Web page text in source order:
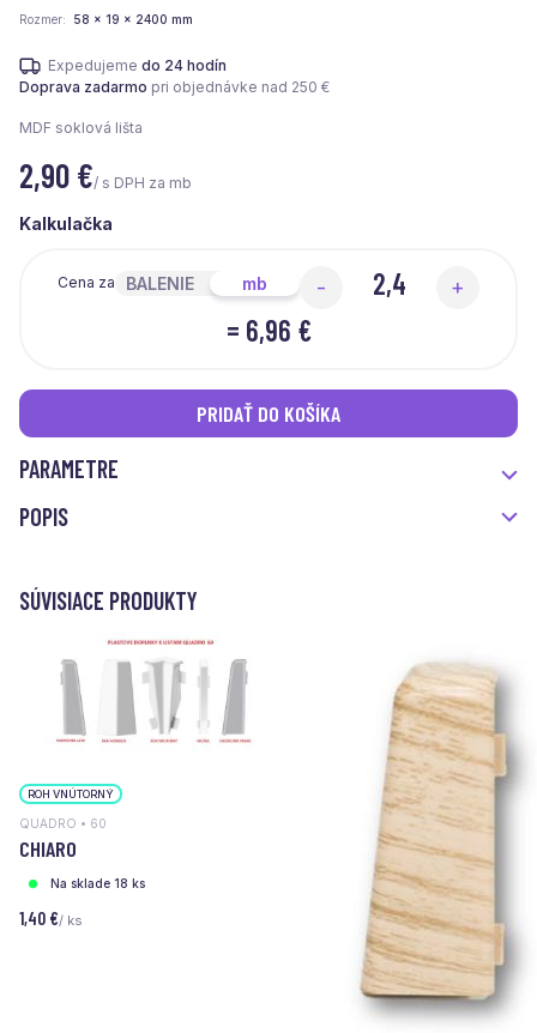
Rozmer 58 x 19 x 2400 mm
Expedujeme do 24 hodín
Doprava zadarmo pri objednávke nad 250 €
MDF soklová lišta
2,90 €/ s DPH za mb
Kalkulačka
Cena za BALENIE mb - +
= 6,96 €
PRIDAŤ DO KOŠÍKA
PARAMETRE
POPIS
SÚVISIACE PRODUKTY
ROH VNÚTORNÝ
QUADRO • 60
CHIARO
Na sklade 18 ks
1,40 €/ ks